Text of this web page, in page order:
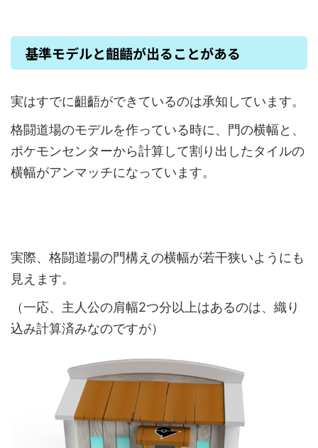
基準モデルと齟齬が出ることがある
実はすでに齟齬ができているのは承知しています。
格闘道場のモデルを作っている時に、門の横幅と、
ポケモンセンターから計算して割り出したタイルの
横幅がアンマッチになっています。
実際、格闘道場の門構えの横幅が若干狭いようにも
見えます。
（一応、主人公の肩幅2つ分以上はあるのは、織り
込み計算済みなのですが）